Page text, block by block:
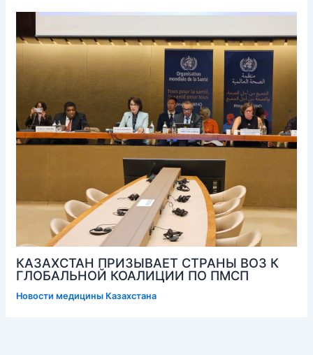
КАЗАХСТАН ПРИЗЫВАЕТ СТРАНЫ ВОЗ К
ГЛОБАЛЬНОЙ КОАЛИЦИИ ПО ПМСП
Новости медицины Казахстана